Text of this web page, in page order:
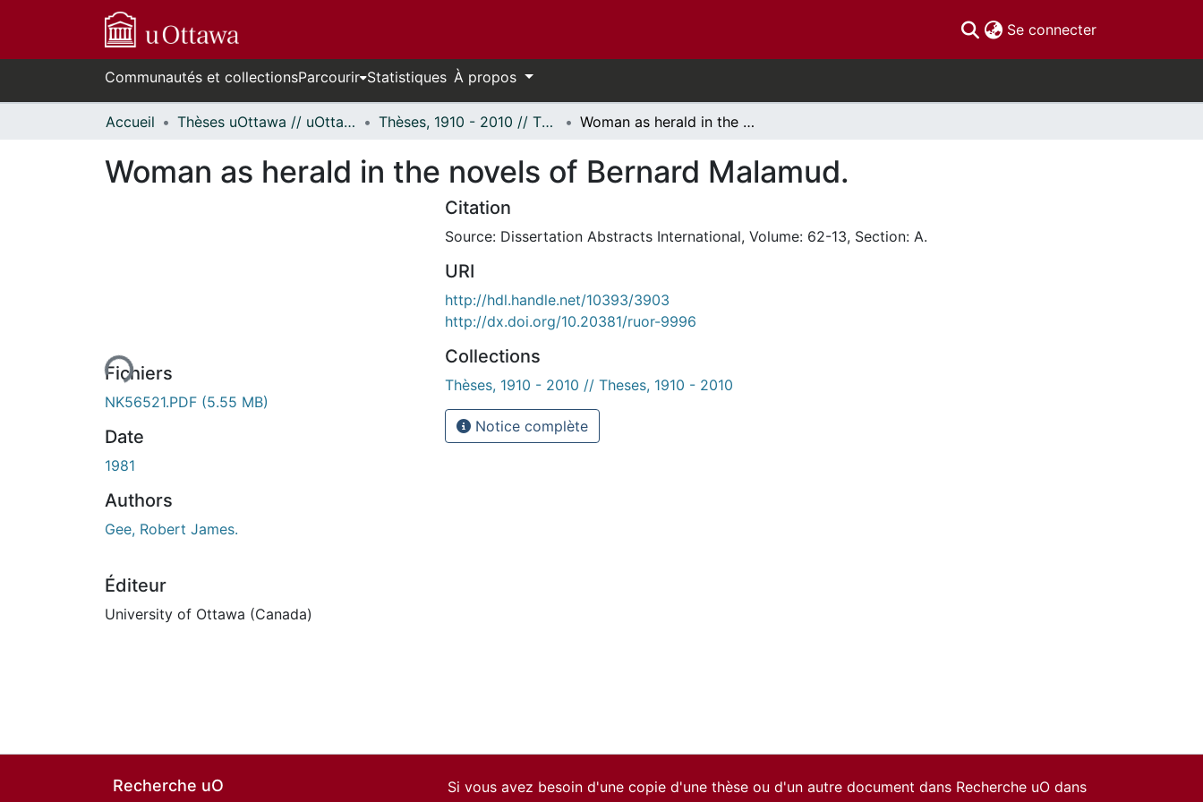
Se connecter(current)
Communautés et collectionsParcourir Statistiques À propos
Accueil Thèses uOttawa // uOttawa Theses Thèses, 1910 - 2010 // Theses, 1910 - 2010 Woman as herald in the novels of Bernard Malamud.
Woman as herald in the novels of Bernard Malamud.
de chargement...Fichiers
NK56521.PDF (5.55 MB)
Date
1981
Authors
Gee, Robert James.
Éditeur
University of Ottawa (Canada)
Citation
Source: Dissertation Abstracts International, Volume: 62-13, Section: A.
URI
http://hdl.handle.net/10393/3903
http://dx.doi.org/10.20381/ruor-9996
Collections
Thèses, 1910 - 2010 // Theses, 1910 - 2010
Notice complète
Recherche uO
Si vous avez besoin d'une copie d'une thèse ou d'un autre document dans Recherche uO dans